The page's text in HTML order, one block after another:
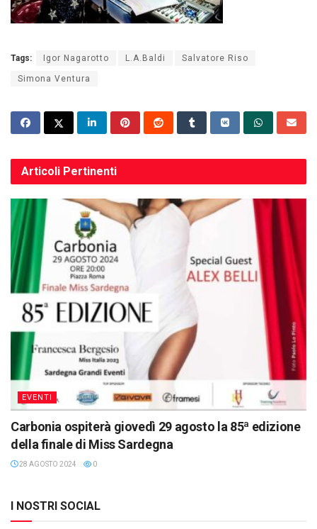
Tags: Igor Nagarotto L.A.Baldi Salvatore Riso
Simona Ventura
Articoli Pertinenti
EVENTI
Carbonia ospiterà giovedì 29 agosto la 85ª edizione
della finale di Miss Sardegna
28 AGOSTO 2024 0
I NOSTRI SOCIAL